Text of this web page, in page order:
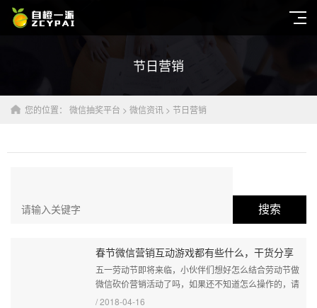
节日营销
您的位置： 微信抽奖平台 > 微信资讯 > 节日营销
搜索
春节微信营销互动游戏都有些什么，干货分享
五一劳动节即将来临，小伙伴们想好怎么结合劳动节做
微信砍价营销活动了吗，如果还不知道怎么操作的，请
看小编分享的这篇劳动节微信砍价活动制作攻略，包你
/ 2018-04-16